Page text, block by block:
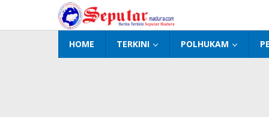
konten
HOME TERKINI POLHUKAM